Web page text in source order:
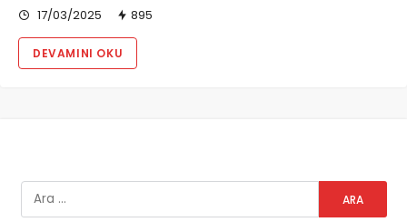
17/03/2025 895
DEVAMINI OKU